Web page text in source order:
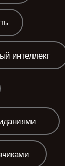
систему
будет